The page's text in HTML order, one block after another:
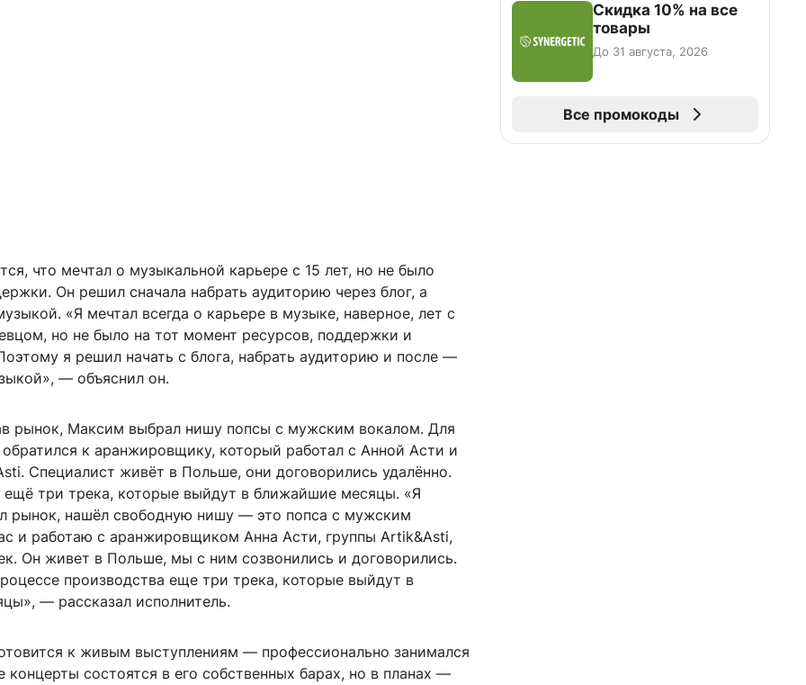
что мечтал о музыкальной карьере с 15 лет, но не было
Он решил сначала набрать аудиторию через блог, а
«Я мечтал всегда о карьере в музыке, наверное, лет с
но не было на тот момент ресурсов, поддержки и
я решил начать с блога, набрать аудиторию и после —
— объяснил он.
рынок, Максим выбрал нишу попсы с мужским вокалом. Для
обратился к аранжировщику, который работал с Анной Асти и
Специалист живёт в Польше, они договорились удалённо.
ещё три трека, которые выйдут в ближайшие месяцы. «Я
рынок, нашёл свободную нишу — это попса с мужским
и работаю с аранжировщиком Анна Асти, группы Artik&Asti,
Он живет в Польше, мы с ним созвонились и договорились.
производства еще три трека, которые выйдут в
— рассказал исполнитель.
к живым выступлениям — профессионально занимался
состоятся в его собственных барах, но в планах —
Скидка 10% на все
товары
До 31 августа, 2026
Все промокоды